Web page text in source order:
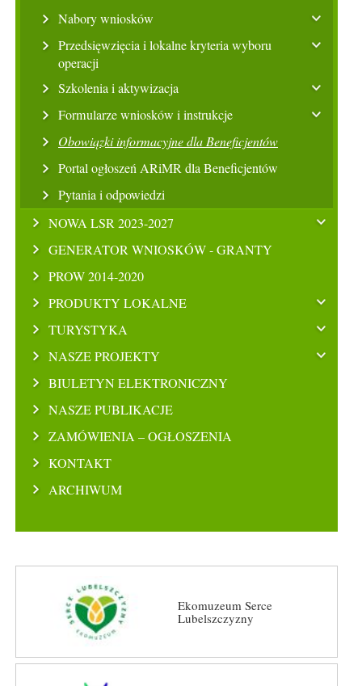
Nabory wniosków
Przedsięwzięcia i lokalne kryteria wyboru
operacji
Szkolenia i aktywizacja
Formularze wniosków i instrukcje
Obowiązki informacyjne dla Beneficjentów
Portal ogłoszeń ARiMR dla Beneficjentów
Pytania i odpowiedzi
NOWA LSR 2023-2027
GENERATOR WNIOSKÓW - GRANTY
PROW 2014-2020
PRODUKTY LOKALNE
TURYSTYKA
NASZE PROJEKTY
BIULETYN ELEKTRONICZNY
NASZE PUBLIKACJE
ZAMÓWIENIA – OGŁOSZENIA
KONTAKT
ARCHIWUM
Ekomuzeum Serce
Lubelszczyzny